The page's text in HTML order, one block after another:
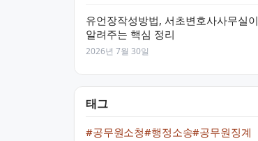
유언장작성방법, 서초변호사사무실이
알려주는 핵심 정리
2026년 7월 30일
태그
#공무원소청#행정소송#공무원징계